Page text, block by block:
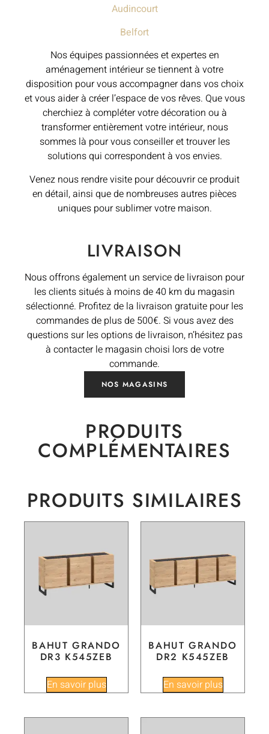
Audincourt
Belfort
Nos équipes passionnées et expertes en
aménagement intérieur se tiennent à votre
disposition pour vous accompagner dans vos choix
et vous aider à créer l’espace de vos rêves. Que vous
cherchiez à compléter votre décoration ou à
transformer entièrement votre intérieur, nous
sommes là pour vous conseiller et trouver les
solutions qui correspondent à vos envies.
Venez nous rendre visite pour découvrir ce produit
en détail, ainsi que de nombreuses autres pièces
uniques pour sublimer votre maison.
LIVRAISON
Nous offrons également un service de livraison pour
les clients situés à moins de 40 km du magasin
sélectionné. Profitez de la livraison gratuite pour les
commandes de plus de 500€. Si vous avez des
questions sur les options de livraison, n’hésitez pas
à contacter le magasin choisi lors de votre
commande.
NOS MAGASINS
PRODUITS
COMPLÉMENTAIRES
PRODUITS SIMILAIRES
BAHUT GRANDO
DR3 K545ZEB
En savoir plus
BAHUT GRANDO
DR2 K545ZEB
En savoir plus